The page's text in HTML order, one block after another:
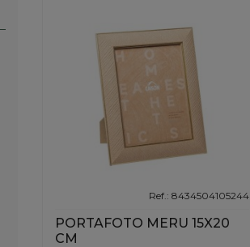
Ref.: 8434504105244
PORTAFOTO MERU 15X20
CM